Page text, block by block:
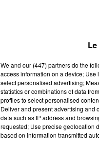
We and our (447) partnersdo the
access information on a device;
select personalised advertising;
statistics or combinations of data
profiles to select personalised
Deliver and present advertising and
data such as IP address and
requested; Use precise geolocation
based on information transmitted